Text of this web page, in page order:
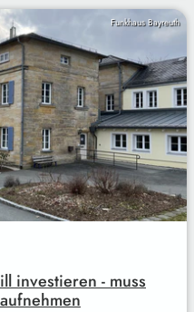
Funkhaus Bayreuth
investieren - muss